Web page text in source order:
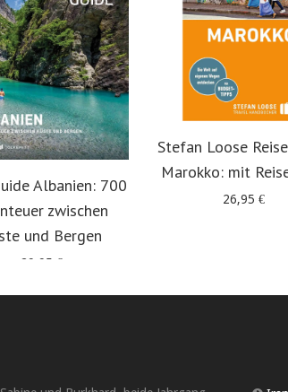
Albanien: 700
zwischen
und Bergen
29,95 €
Stefan Loose
Marokko: mit
26,95 €